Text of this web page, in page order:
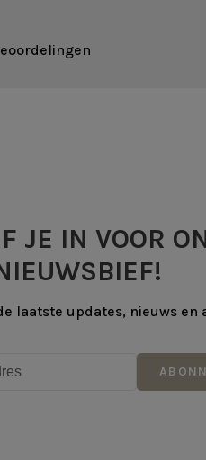
JE IN VOOR
laatste updates, nieuws en